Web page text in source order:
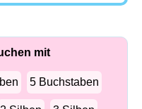
mit
5 Buchstaben